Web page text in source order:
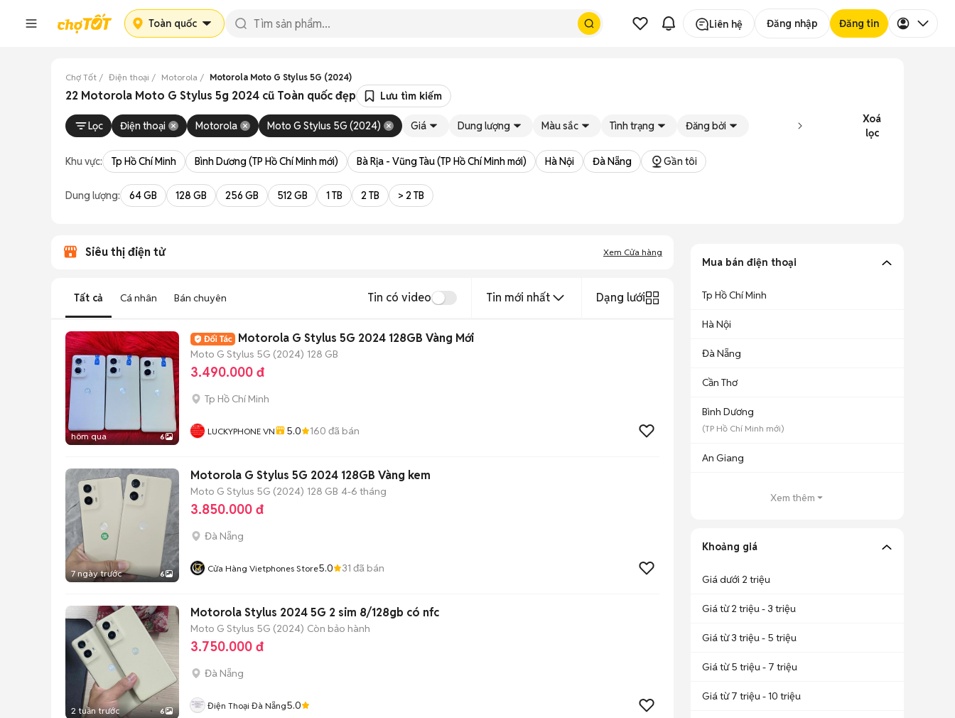
Toàn quốc Liên hệ Đăng nhập Đăng tin
Chợ Tốt Điện thoại Motorola Motorola Moto G Stylus 5G (2024)
22 Motorola Moto G Stylus 5g 2024 cũ Toàn quốc đẹp Lưu tìm kiếm
Lọc Điện thoại Motorola Moto G Stylus 5G (2024) Giá Dung lượng Màu sắc Tình trạng Đăng bởi
Xoá
lọc
Khu vực: Tp Hồ Chí Minh Bình Dương (TP Hồ Chí Minh mới) Bà Rịa - Vũng Tàu (TP Hồ Chí Minh mới) Hà Nội Đà Nẵng Gần tôi
Dung lượng: 64 GB 128 GB 256 GB 512 GB 1 TB 2 TB > 2 TB
Siêu thị điện tử Xem Cửa hàng
Tất cả Cá nhân Bán chuyên Tin có video Tin mới nhất Dạng lưới
hôm qua 6
Motorola G Stylus 5G 2024 128GB Vàng Mới
Moto G Stylus 5G (2024) 128 GB
3.490.000 đ
Tp Hồ Chí Minh
LUCKYPHONE VN 5.0 160 đã bán
7 ngày trước 6
Motorola G Stylus 5G 2024 128GB Vàng kem
Moto G Stylus 5G (2024) 128 GB 4-6 tháng
3.850.000 đ
Đà Nẵng
Cửa Hàng Vietphones Store5.0 31 đã bán
2 tuần trước 6
Motorola Stylus 2024 5G 2 sim 8/128gb có nfc
Moto G Stylus 5G (2024) Còn bảo hành
3.750.000 đ
Đà Nẵng
Điện Thoại Đà Nẵng5.0
Mua bán điện thoại
Tp Hồ Chí Minh
Hà Nội
Đà Nẵng
Cần Thơ
Bình Dương
(TP Hồ Chí Minh mới)
An Giang
Xem thêm
Khoảng giá
Giá dưới 2 triệu
Giá từ 2 triệu - 3 triệu
Giá từ 3 triệu - 5 triệu
Giá từ 5 triệu - 7 triệu
Giá từ 7 triệu - 10 triệu